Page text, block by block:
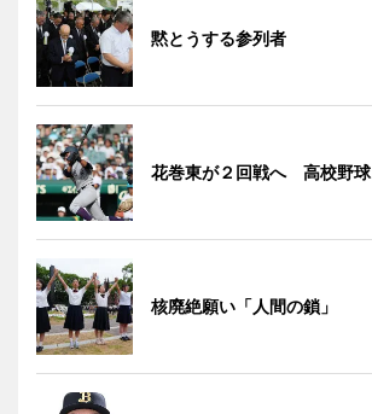
黙とうする参列者
花巻東が２回戦へ 高校野球
核廃絶願い「人間の鎖」